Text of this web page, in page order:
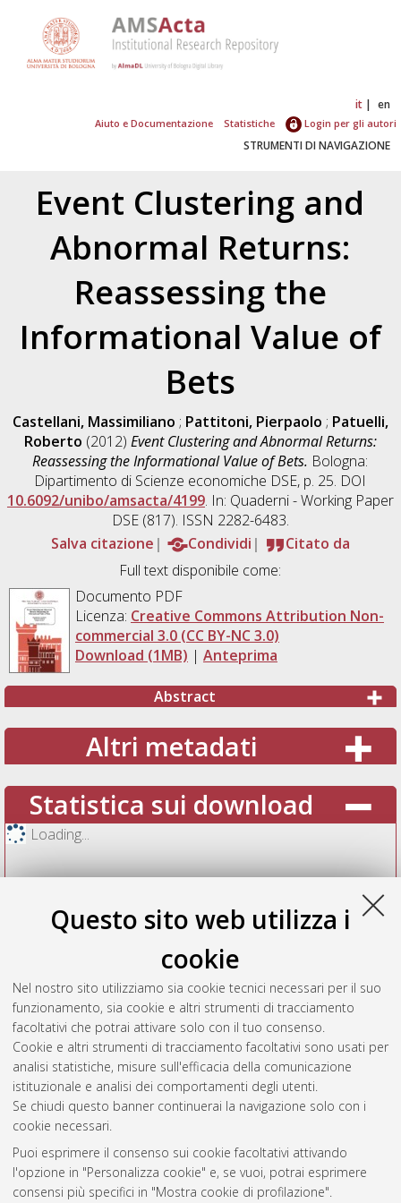
Questo sito web utilizza i
cookie
Nel nostro sito utilizziamo sia cookie tecnici necessari per il suo
funzionamento, sia cookie e altri strumenti di tracciamento
facoltativi che potrai attivare solo con il tuo consenso.
Cookie e altri strumenti di tracciamento facoltativi sono usati per
analisi statistiche, misure sull'efficacia della comunicazione
istituzionale e analisi dei comportamenti degli utenti.
Se chiudi questo banner continuerai la navigazione solo con i
cookie necessari.
Puoi esprimere il consenso sui cookie facoltativi attivando
l'opzione in "Personalizza cookie" e, se vuoi, potrai esprimere
consensi più specifici in "Mostra cookie di profilazione".
it en
Aiuto e Documentazione Statistiche Login per gli autori
STRUMENTI DI NAVIGAZIONE
Event Clustering and
Abnormal Returns:
Reassessing the
Informational Value of
Bets
Castellani, Massimiliano ; Pattitoni, Pierpaolo ; Patuelli,
Roberto (2012) Event Clustering and Abnormal Returns:
Reassessing the Informational Value of Bets. Bologna:
Dipartimento di Scienze economiche DSE, p. 25. DOI
10.6092/unibo/amsacta/4199. In: Quaderni - Working Paper
DSE (817). ISSN 2282-6483.
Salva citazione
Condividi
Citato da
Full text disponibile come:
Documento PDF
Licenza: Creative Commons Attribution Non-
commercial 3.0 (CC BY-NC 3.0)
Download (1MB) | Anteprima
Abstract
Altri metadati
Statistica sui download
Loading...
Vedi altre statistiche
Gestione del documento:
Atom
AMS Acta
ISSN: 2038-7954